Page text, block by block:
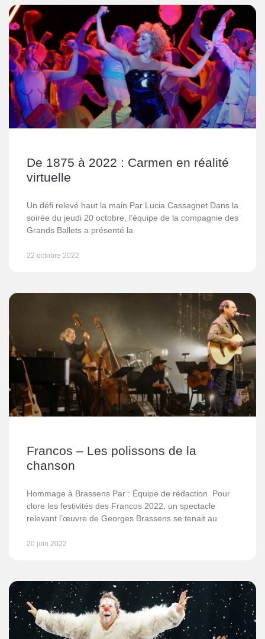
De 1875 à 2022 : Carmen en réalité
virtuelle
Un défi relevé haut la main Par Lucia Cassagnet Dans la
soirée du jeudi 20 octobre, l’équipe de la compagnie des
Grands Ballets a présenté la
22 octobre 2022
Francos – Les polissons de la
chanson
Hommage à Brassens Par : Équipe de rédaction Pour
clore les festivités des Francos 2022, un spectacle
relevant l’œuvre de Georges Brassens se tenait au
20 juin 2022